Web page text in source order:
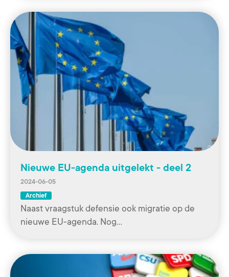
Nieuwe EU-agenda uitgelekt - deel 2
2024-06-05
Archief
Naast vraagstuk defensie ook migratie op de
nieuwe EU-agenda. Nog…